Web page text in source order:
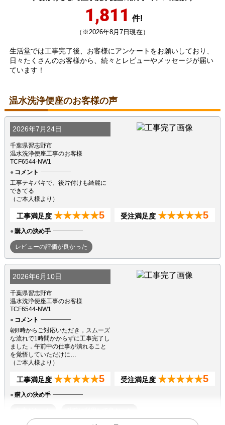
1,811 件!
（※2026年8月7日現在）
生活堂では工事完了後、お客様にアンケートをお願いしており、
日々たくさんのお客様から、続々とレビューやメッセージが届い
ています！
温水洗浄便座のお客様の声
2026年7月24日
千葉県習志野市
温水洗浄便座工事のお客様
TCF6544-NW1
コメント
工事テキパキで、後片付けも綺麗に
できてる
（ご本人様より）
工事満足度 ★★★★★5 受注満足度 ★★★★★5
購入の決め手
レビューの評価が良かった
2026年6月10日
千葉県習志野市
温水洗浄便座工事のお客様
TCF6544-NW1
コメント
朝8時からご対応いただき，スムーズ
な流れで1時間かからずに工事完了し
ました．午前中の仕事が潰れること
を覚悟していただけに…
（ご本人様より）
工事満足度 ★★★★★5 受注満足度 ★★★★★5
購入の決め手